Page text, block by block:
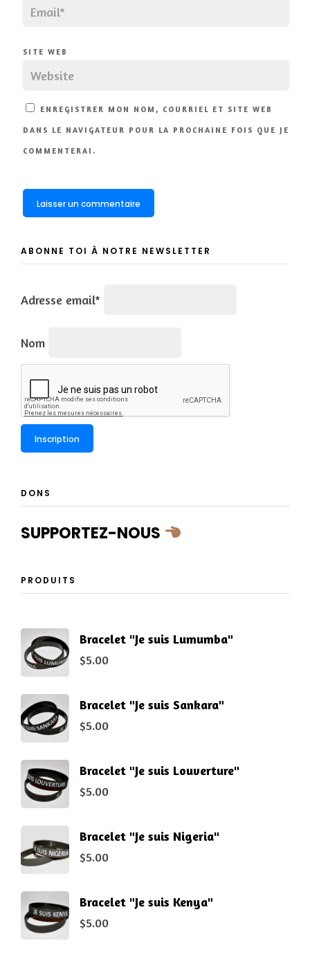
SITE WEB
ENREGISTRER MON NOM, COURRIEL ET SITE WEB
DANS LE NAVIGATEUR POUR LA PROCHAINE FOIS QUE JE
COMMENTERAI.
ABONNE TOI À NOTRE NEWSLETTER
Adresse email*
Nom
DONS
SUPPORTEZ-NOUS
PRODUITS
Bracelet "Je suis Lumumba"
$5.00
Bracelet "Je suis Sankara"
$5.00
Bracelet "Je suis Louverture"
$5.00
Bracelet "Je suis Nigeria"
$5.00
Bracelet "Je suis Kenya"
$5.00